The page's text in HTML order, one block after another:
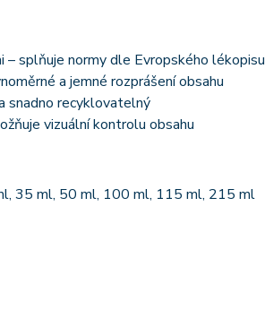
splňuje normy dle Evropského lékopisu
a jemné rozprášení obsahu
snadno recyklovatelný
vizuální kontrolu obsahu
35 ml, 50 ml, 100 ml, 115 ml, 215 ml